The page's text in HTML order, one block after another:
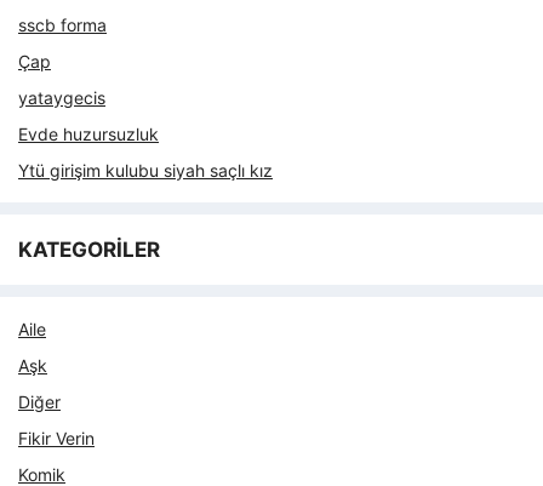
sscb forma
Çap
yataygecis
Evde huzursuzluk
Ytü girişim kulubu siyah saçlı kız
KATEGORİLER
Aile
Aşk
Diğer
Fikir Verin
Komik